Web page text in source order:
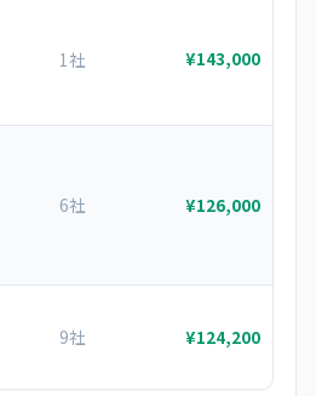
1社 ¥143,000
6社 ¥126,000
9社 ¥124,200